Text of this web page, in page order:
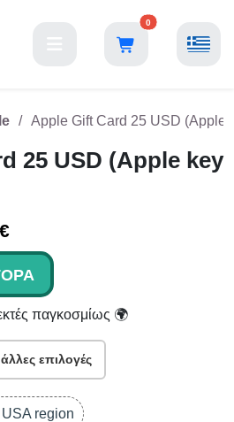
0
Apple Gift Card 25 USD (Apple
25 USD (Apple key
€
παγκοσμίως 🌍
άλλες επιλογές
USA region